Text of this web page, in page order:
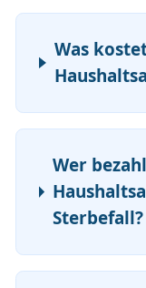
Was
Wer
Sterbefall?